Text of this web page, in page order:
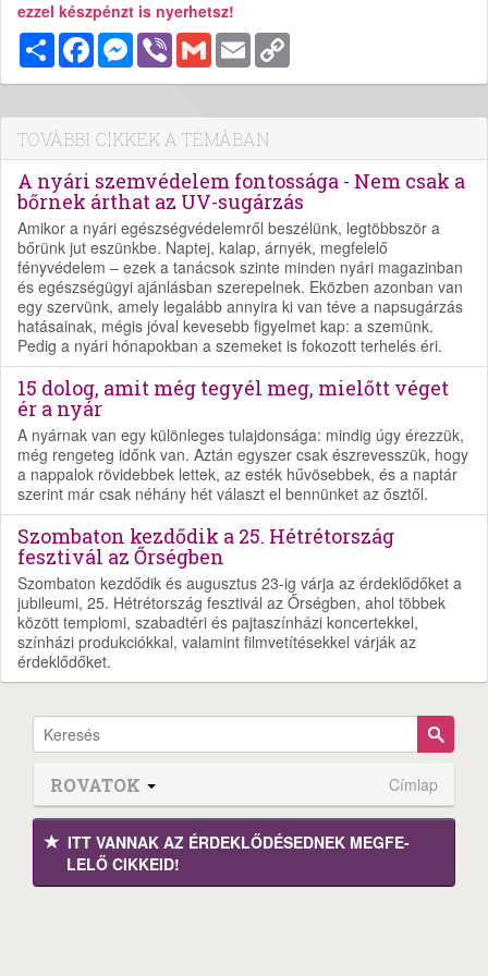
ezzel készpénzt is nyerhetsz!
MegosztásFacebookMessenger
Viber Gmail Email
TOVÁBBI CIKKEK A TÉMÁBAN
A nyári szemvédelem fontossága - Nem csak a
bőrnek árthat az UV-sugárzás
Amikor a nyári egészségvédelemről beszélünk, legtöbbször a
bőrünk jut eszünkbe. Naptej, kalap, árnyék, megfelelő
fényvédelem – ezek a tanácsok szinte minden nyári magazinban
és egészségügyi ajánlásban szerepelnek. Eközben azonban van
egy szervünk, amely legalább annyira ki van téve a napsugárzás
hatásainak, mégis jóval kevesebb figyelmet kap: a szemünk.
Pedig a nyári hónapokban a szemeket is fokozott terhelés éri.
15 dolog, amit még tegyél meg, mielőtt véget
ér a nyár
A nyárnak van egy különleges tulajdonsága: mindig úgy érezzük,
még rengeteg időnk van. Aztán egyszer csak észrevesszük, hogy
a nappalok rövidebbek lettek, az esték hűvösebbek, és a naptár
szerint már csak néhány hét választ el bennünket az ősztől.
Szombaton kezdődik a 25. Hétrétország
fesztivál az Őrségben
Szombaton kezdődik és augusztus 23-ig várja az érdeklődőket a
jubileumi, 25. Hétrétország fesztivál az Őrségben, ahol többek
között templomi, szabadtéri és pajtaszínházi koncertekkel,
színházi produkciókkal, valamint filmvetítésekkel várják az
érdeklődőket.
ROVATOK Címlap
ITT VANNAK AZ ÉRDEK­LŐDÉ­SEDNEK MEGFE­
LELŐ CIKKEID!